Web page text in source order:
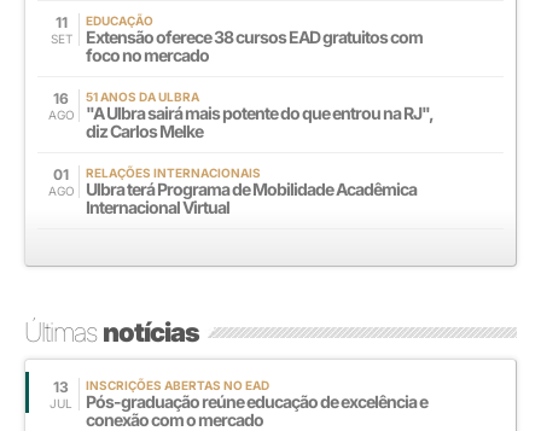
11
SET
EDUCAÇÃO
Extensão oferece 38 cursos EAD gratuitos com
foco no mercado
16
AGO
51 ANOS DA ULBRA
"A Ulbra sairá mais potente do que entrou na RJ",
diz Carlos Melke
01
AGO
RELAÇÕES INTERNACIONAIS
Ulbra terá Programa de Mobilidade Acadêmica
Internacional Virtual
Últimasnotícias
13
JUL
INSCRIÇÕES ABERTAS NO EAD
Pós-graduação reúne educação de excelência e
conexão com o mercado